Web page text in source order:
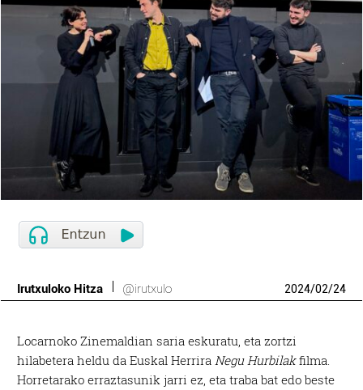
Irutxuloko Hitza @irutxulo 2024/02/24
Locarnoko Zinemaldian saria eskuratu, eta zortzi
hilabetera heldu da Euskal HerriraNegu Hurbilakfilma.
Horretarako erraztasunik jarri ez, eta traba bat edo beste